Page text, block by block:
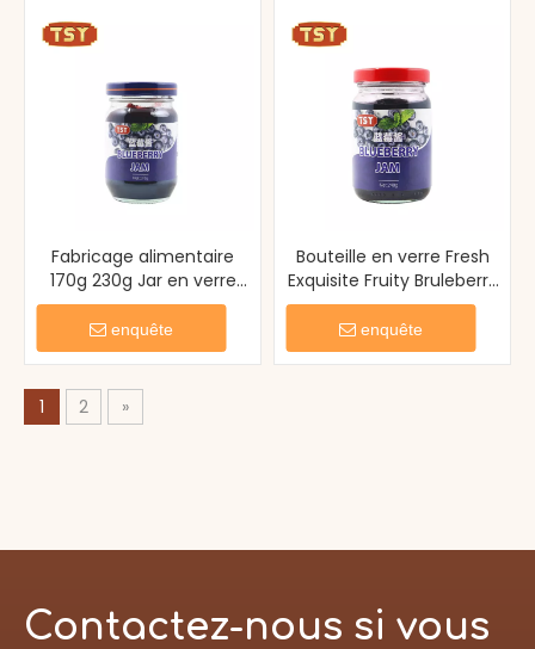
Fabricage alimentaire
170g 230g Jar en verre
Moins sucre
enquête
Bouteille en verre Fresh
Exquisite Fruity Bruleberry
Jam
enquête
1 2 »
Contactez-nous si vous